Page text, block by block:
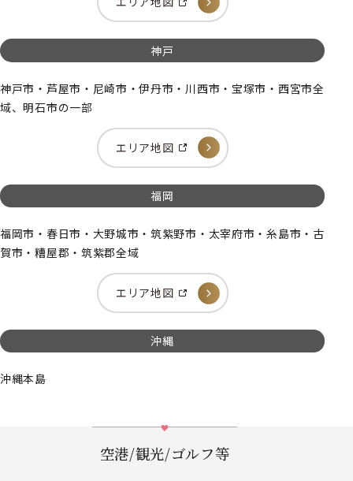
神戸
神戸市・芦屋市・尼崎市・伊丹市・川西市・宝塚市・西宮市全
域、明石市の一部
エリア地図
福岡
福岡市・春日市・大野城市・筑紫野市・太宰府市・糸島市・古
賀市・糟屋郡・筑紫郡全域
エリア地図
沖縄
沖縄本島
空港/観光/ゴルフ等